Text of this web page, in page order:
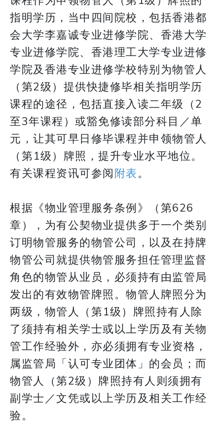
指明学历，当中四间院校，包括香港都
会大学李嘉诚专业进修学院、香港大学
专业进修学院、香港理工大学专业进修
学院及香港专业进修学校特别为物管人
（第2级）提供快捷修毕相关指明学历
课程的途径，包括直接入读二年级（2
至3年课程）或豁免修读部分科目／单
元，让其可早日修毕课程并申领物管人
（第1级）牌照，提升专业水平地位。
有关课程资讯可参阅附表。
根据《物业管理服务条例》（第626
章），为有公契物业提供多于一个类别
订明物管服务的物管公司，以及在持牌
物管公司就提供物管服务担任管理监督
角色的物管从业员，必须持有由监管局
发出的有效物管牌照。物管人牌照分为
两级，物管人（第1级）牌照持有人除
了须持有相关学士或以上学历及有关物
管工作经验外，亦必须拥有专业资格，
属监管局「认可专业团体」的会员；而
物管人（第2级）牌照持有人则须拥有
副学士／文凭或以上学历及相关工作经
验。